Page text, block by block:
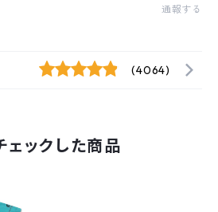
通報する
(4064)
ェックした商品